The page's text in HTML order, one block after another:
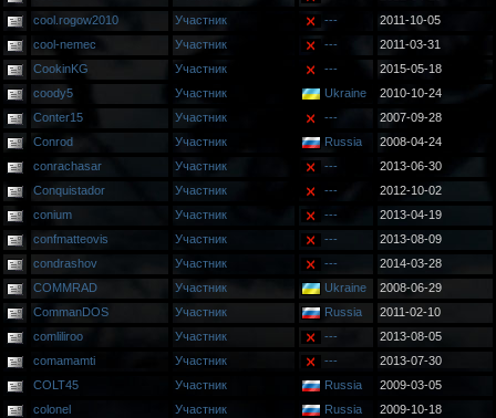
cool.rogow2010
Участник ---
2011-10-05
cool-nemec
Участник ---
2011-03-31
CookinKG
Участник ---
2015-05-18
coody5
Участник Ukraine
2010-10-24
Conter15
Участник ---
2007-09-28
Conrod
Участник Russia
2008-04-24
conrachasar
Участник ---
2013-06-30
Conquistador
Участник ---
2012-10-02
conium
Участник ---
2013-04-19
confmatteovis
Участник ---
2013-08-09
condrashov
Участник ---
2014-03-28
COMMRAD
Участник Ukraine
2008-06-29
CommanDOS
Участник Russia
2011-02-10
comliliroo
Участник ---
2013-08-05
comamamti
Участник ---
2013-07-30
COLT45
Участник Russia
2009-03-05
colonel
Участник Russia
2009-10-18